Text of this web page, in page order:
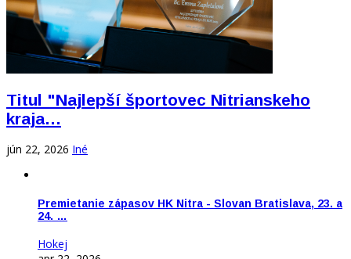
Titul "Najlepší športovec Nitrianskeho
kraja…
jún 22, 2026 Iné
Premietanie zápasov HK Nitra - Slovan Bratislava, 23. a
24. …
Hokej